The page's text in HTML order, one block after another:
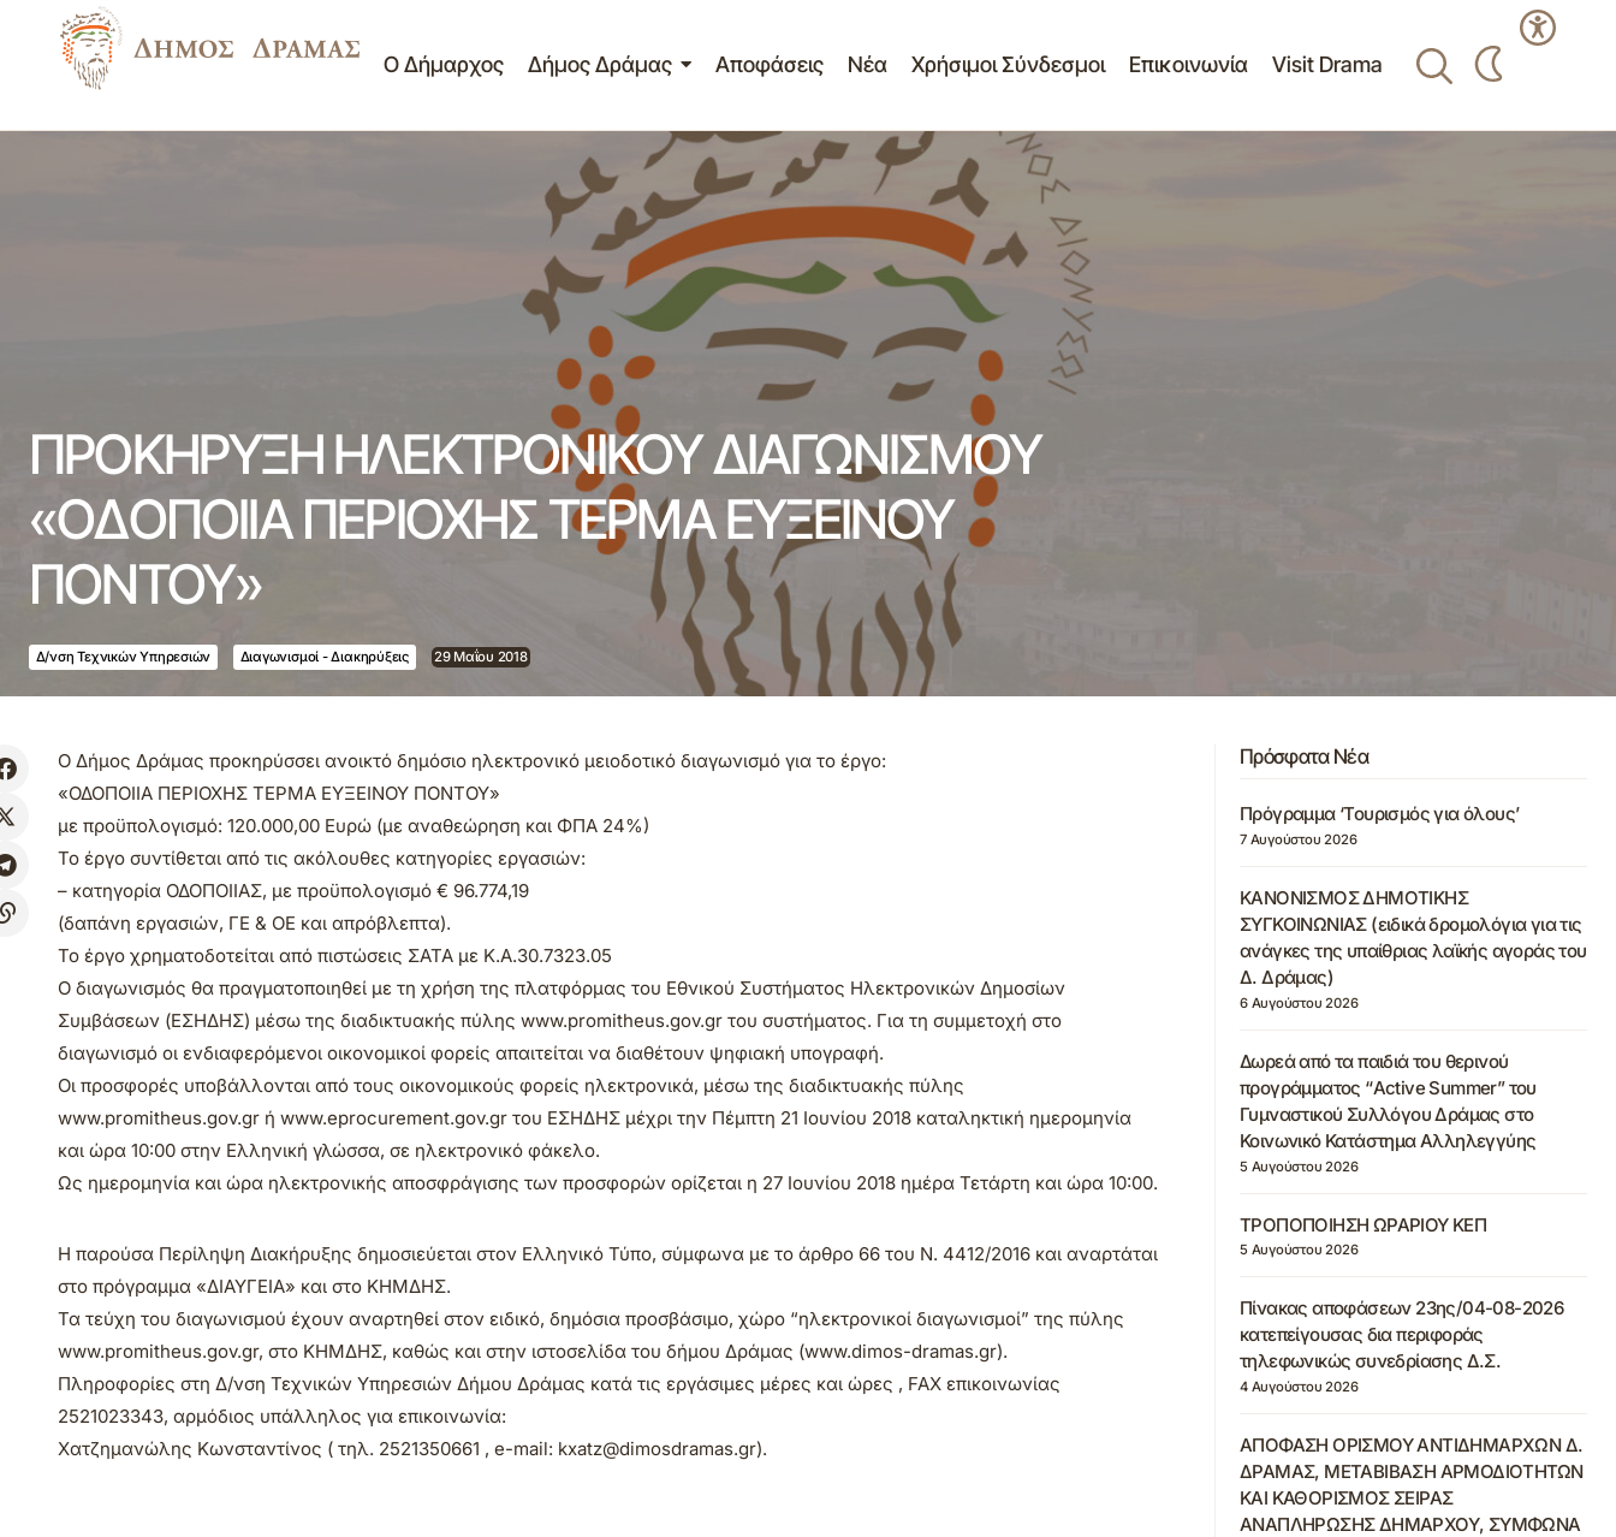
Ο Δήμαρχος Δήμος Δράμας Αποφάσεις Νέα Χρήσιμοι Σύνδεσμοι Επικοινωνία Visit Drama
Διαγωνισμοί - Διακηρύξεις
ΠΡΟΚΗΡΥΞΗ ΗΛΕΚΤΡΟΝΙΚΟΥ ΔΙΑΓΩΝΙΣΜΟΥ «ΟΔΟΠΟΙΙΑ
ΠΕΡΙΟΧΗΣ ΤΕΡΜΑ ΕΥΞΕΙΝΟΥ ΠΟΝΤΟΥ»
ΠΡΟΚΗΡΥΞΗ ΗΛΕΚΤΡΟΝΙΚΟΥ ΔΙΑΓΩΝΙΣΜΟΥ
«ΟΔΟΠΟΙΙΑ ΠΕΡΙΟΧΗΣ ΤΕΡΜΑ ΕΥΞΕΙΝΟΥ
ΠΟΝΤΟΥ»
Δ/νση Τεχνικών Υπηρεσιών Διαγωνισμοί - Διακηρύξεις 29 Μαΐου 2018
Ο Δήμος Δράμας προκηρύσσει ανοικτό δημόσιο ηλεκτρονικό μειοδοτικό διαγωνισμό για το έργο:
«ΟΔΟΠΟΙΙΑ ΠΕΡΙΟΧΗΣ ΤΕΡΜΑ ΕΥΞΕΙΝΟΥ ΠΟΝΤΟΥ»
με προϋπολογισμό: 120.000,00 Ευρώ (με αναθεώρηση και ΦΠΑ 24%)
Το έργο συντίθεται από τις ακόλουθες κατηγορίες εργασιών:
– κατηγορία ΟΔΟΠΟΙΙΑΣ, με προϋπολογισμό € 96.774,19
(δαπάνη εργασιών, ΓΕ & ΟΕ και απρόβλεπτα).
Το έργο χρηματοδοτείται από πιστώσεις ΣΑΤΑ με Κ.Α.30.7323.05
Ο διαγωνισμός θα πραγματοποιηθεί με τη χρήση της πλατφόρμας του Εθνικού Συστήματος Ηλεκτρονικών Δημοσίων
Συμβάσεων (ΕΣΗΔΗΣ) μέσω της διαδικτυακής πύλης www.promitheus.gov.gr του συστήματος. Για τη συμμετοχή στο
διαγωνισμό οι ενδιαφερόμενοι οικονομικοί φορείς απαιτείται να διαθέτουν ψηφιακή υπογραφή.
Οι προσφορές υποβάλλονται από τους οικονομικούς φορείς ηλεκτρονικά, μέσω της διαδικτυακής πύλης
www.promitheus.gov.gr ή www.eprocurement.gov.gr του ΕΣΗΔΗΣ μέχρι την Πέμπτη 21 Ιουνίου 2018 καταληκτική ημερομηνία
και ώρα 10:00 στην Ελληνική γλώσσα, σε ηλεκτρονικό φάκελο.
Ως ημερομηνία και ώρα ηλεκτρονικής αποσφράγισης των προσφορών ορίζεται η 27 Ιουνίου 2018 ημέρα Τετάρτη και ώρα 10:00.
Η παρούσα Περίληψη Διακήρυξης δημοσιεύεται στον Ελληνικό Τύπο, σύμφωνα με το άρθρο 66 του Ν. 4412/2016 και αναρτάται
στο πρόγραμμα «ΔΙΑΥΓΕΙΑ» και στο ΚΗΜΔΗΣ.
Τα τεύχη του διαγωνισμού έχουν αναρτηθεί στον ειδικό, δημόσια προσβάσιμο, χώρο “ηλεκτρονικοί διαγωνισμοί” της πύλης
www.promitheus.gov.gr, στο ΚΗΜΔΗΣ, καθώς και στην ιστοσελίδα του δήμου Δράμας (www.dimos-dramas.gr).
Πληροφορίες στη Δ/νση Τεχνικών Υπηρεσιών Δήμου Δράμας κατά τις εργάσιμες μέρες και ώρες , FAX επικοινωνίας
2521023343, αρμόδιος υπάλληλος για επικοινωνία:
Χατζημανώλης Κωνσταντίνος ( τηλ. 2521350661 , e-mail: kxatz@dimosdramas.gr).
Πρόσφατα Νέα
Πρόγραμμα ‘Τουρισμός για όλους’
7 Αυγούστου 2026
ΚΑΝΟΝΙΣΜΟΣ ΔΗΜΟΤΙΚΗΣ
ΣΥΓΚΟΙΝΩΝΙΑΣ (ειδικά δρομολόγια για τις
ανάγκες της υπαίθριας λαϊκής αγοράς του
Δ. Δράμας)
6 Αυγούστου 2026
Δωρεά από τα παιδιά του θερινού
προγράμματος “Active Summer” του
Γυμναστικού Συλλόγου Δράμας στο
Κοινωνικό Κατάστημα Αλληλεγγύης
5 Αυγούστου 2026
ΤΡΟΠΟΠΟΙΗΣΗ ΩΡΑΡΙΟΥ ΚΕΠ
5 Αυγούστου 2026
Πίνακας αποφάσεων 23ης/04-08-2026
κατεπείγουσας δια περιφοράς
τηλεφωνικώς συνεδρίασης Δ.Σ.
4 Αυγούστου 2026
ΑΠΟΦΑΣΗ ΟΡΙΣΜΟΥ ΑΝΤΙΔΗΜΑΡΧΩΝ Δ.
ΔΡΑΜΑΣ, ΜΕΤΑΒΙΒΑΣΗ ΑΡΜΟΔΙΟΤΗΤΩΝ
ΚΑΙ ΚΑΘΟΡΙΣΜΟΣ ΣΕΙΡΑΣ
ΑΝΑΠΛΗΡΩΣΗΣ ΔΗΜΑΡΧΟΥ, ΣΥΜΦΩΝΑ